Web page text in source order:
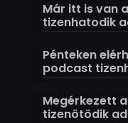
Már itt is van
tizenhatodik
Pénteken
podcast
Megérkezett
tizenötödik